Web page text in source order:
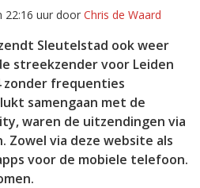
22:16 uur door Chris de Waard
Sleutelstad ook weer
streekzender voor Leiden
zonder frequenties
samengaan met de
waren de uitzendingen via
via deze website als
voor de mobiele telefoon.